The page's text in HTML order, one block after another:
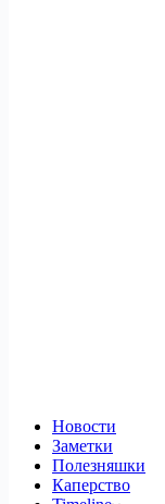
Новости
Заметки
Полезняшки
Каперство